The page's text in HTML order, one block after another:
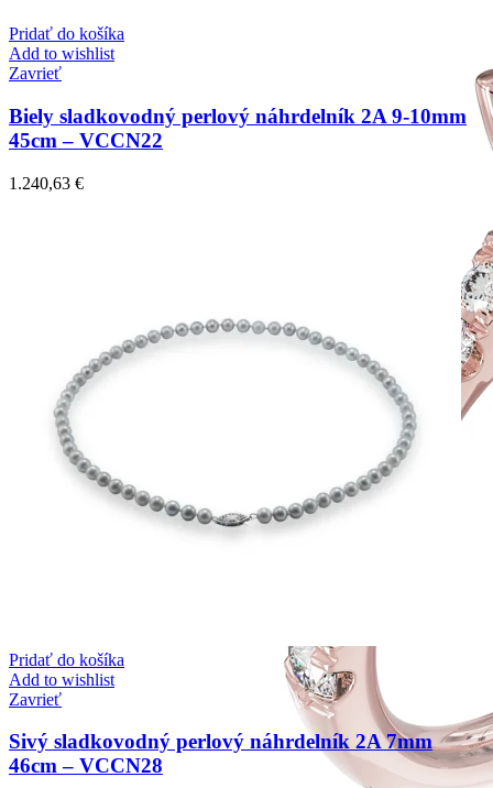
Pridať do košíka
Add to wishlist
Zavrieť
Biely sladkovodný perlový náhrdelník 2A 9-10mm
45cm – VCCN22
1.240,63 €
Pridať do košíka
Add to wishlist
Zavrieť
Sivý sladkovodný perlový náhrdelník 2A 7mm
46cm – VCCN28